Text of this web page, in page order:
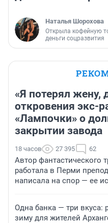
Наталья Шорохова
Открыла кофейную
деньги соцразвития
«Я потерял жену,
откровения экс-
«Лампочки» о
закрытии завода
18 часов 27 395 62
Автор фантастического
работала в Перми
написала на спор — ее
Одна банка — три вкуса:
зиму для жителей